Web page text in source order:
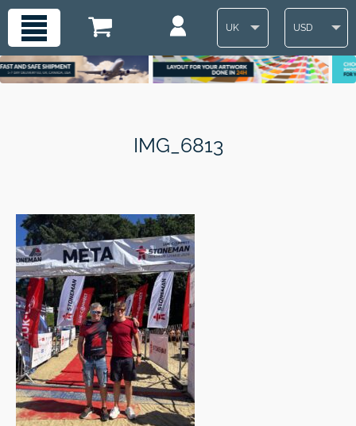
UK USD
IMG_6813